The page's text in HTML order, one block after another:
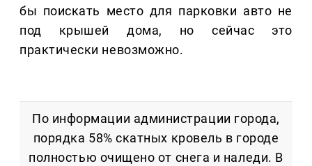
бы поискать место для парковки авто не
под крышей дома, но сейчас это
практически невозможно.
По информации администрации города,
порядка 58% скатных кровель в городе
полностью очищено от снега и наледи. В